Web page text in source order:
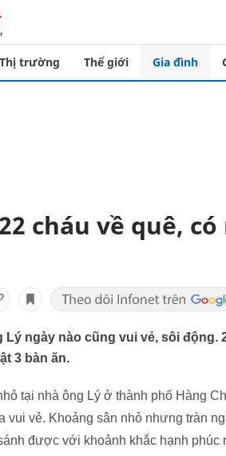
Thị trường Thế giới Gia đình
cháu về quê,
Lý ngày nào cũng vui vẻ, sôi
3 bàn ăn.
tại nhà ông Lý ở thành phố Hàng
vui vẻ. Khoảng sân nhỏ nhưng tràn
được với khoảnh khắc hạnh phúc